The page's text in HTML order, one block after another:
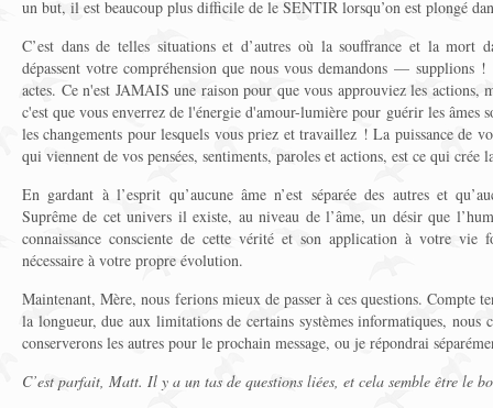
un but, il est beaucoup plus difficile de le SENTIR lorsqu’on est plongé
C’est dans de telles situations et d’autres où la souffrance et la mort
dépassent votre compréhension que nous vous demandons — supplions
actes. Ce n'est JAMAIS une raison pour que vous approuviez les actions,
c'est que vous enverrez de l'énergie d'amour-lumière pour guérir les âmes
les changements pour lesquels vous priez et travaillez ! La puissance de
qui viennent de vos pensées, sentiments, paroles et actions, est ce qui crée
En gardant à l’esprit qu’aucune âme n’est séparée des autres et
Suprême de cet univers il existe, au niveau de l’âme, un désir que
connaissance consciente de cette vérité et son application à votre
nécessaire à votre propre évolution.
Maintenant, Mère, nous ferions mieux de passer à ces questions. Compte
la longueur, due aux limitations de certains systèmes informatiques, nous
conserverons les autres pour le prochain message, ou je répondrai
C’est parfait, Matt. Il y a un tas de questions liées, et cela semble être le